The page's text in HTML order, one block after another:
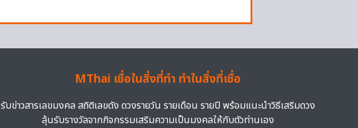
MThai เชื่อในสิ่งที่ทำ ทำในสิ่งที่เชื่อ
รับข่าวสารเลขมงคล สถิติเลขดัง ดวงรายวัน รายเดือน รายปี พร้อมแนะนำวิธีเสริมดวง
ลุ้นรับรางวัลจากกิจกรรมเสริมความเป็นมงคลให้กับตัวท่านเอง